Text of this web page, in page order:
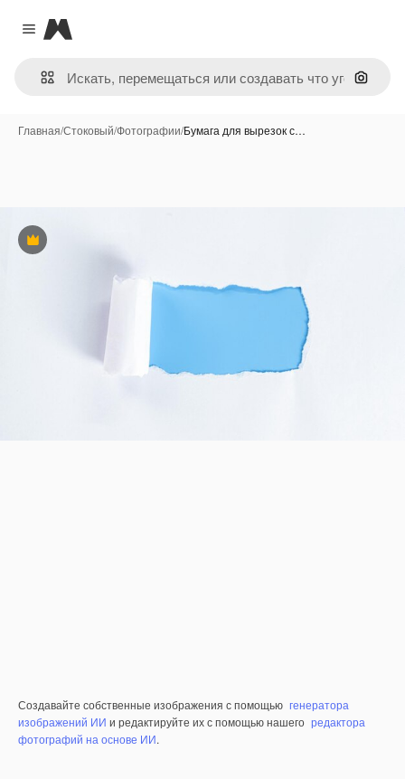
Close menu
Magnific
Поиск
Главная/Стоковый/Фотографии/Бумага для вырезок с…
Премиум
Создавайте собственные изображения с помощью генератора
изображений ИИ и редактируйте их с помощью нашего редактора
фотографий на основе ИИ.